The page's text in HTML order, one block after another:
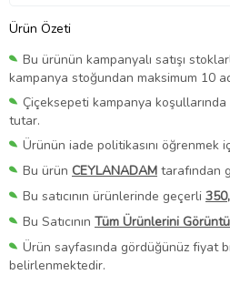
Ürün Özeti
Bu ürünün kampanyalı satışı
kampanya stoğundan maksimum 10
Çiçeksepeti kampanya koşullarında
tutar.
Ürünün iade politikasını öğrenmek
Bu ürün CEYLANADAM tarafından
Bu satıcının ürünlerinde geçerli
Bu Satıcının Tüm Ürünlerini
Ürün sayfasında gördüğünüz fiyat
belirlenmektedir.